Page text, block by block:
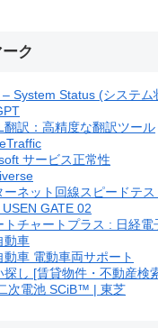
ク
System Status (システム
翻訳：高精度な翻訳ツール
サービス正常性
ーネット回線スピードテ
GATE 02
トチャートプラス : 日経電
動車
動車 電動車両サポート
探し [賃貸物件・不動産検
次電池 SCiB™ | 東芝